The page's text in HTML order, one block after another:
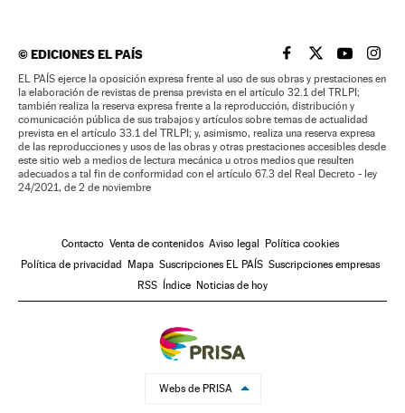
©EDICIONES EL PAÍS EL PAÍS BRASIL EN
EL PAÍSEL PAÍS
EL
EL PAÍS ejerce la oposición expresa frente al uso de sus obras y prestaciones en
la elaboración de revistas de prensa prevista en el artículo 32.1 del TRLPI;
también realiza la reserva expresa frente a la reproducción, distribución y
comunicación pública de sus trabajos y artículos sobre temas de actualidad
prevista en el artículo 33.1 del TRLPI; y, asimismo, realiza una reserva expresa
de las reproducciones y usos de las obras y otras prestaciones accesibles desde
este sitio web a medios de lectura mecánica u otros medios que resulten
adecuados a tal fin de conformidad con el artículo 67.3 del Real Decreto - ley
24/2021, de 2 de noviembre
Contacto Venta de contenidos Aviso legal
Política cookies
Política de privacidad
Mapa Suscripciones EL PAÍS Suscripciones empresas
RSS
Índice Noticias de hoy
Webs de PRISA